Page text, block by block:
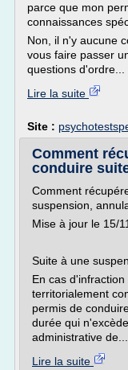
parce que mon
connaissances
Non, il n'y aucune
vous faire passer
questions d'ordre...
Lire la suite
Site :
Comment
conduire
Comment
suspension,
Mise à jour le 15/
Suite à une
En cas
territorialement
permis de
durée qui
administrative de...
Lire la suite